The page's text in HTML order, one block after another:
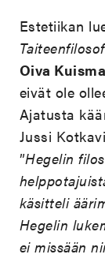
Estetiikan
Oiva Kuisma
eivät ole
Ajatusta
Jussi
”Hegelin
käsitteli
Hegelin
ei missään